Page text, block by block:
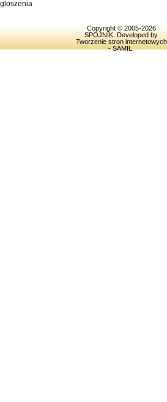
Copyright © 2005-2026
SPOJNIK . Developed by
Tworzenie stron internetowych
- SAMIL.